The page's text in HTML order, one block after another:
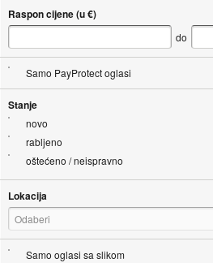
Raspon cijene (u €)
do
Samo PayProtect oglasi
Stanje
novo
rabljeno
oštećeno / neispravno
Lokacija
Odaberi
Samo oglasi sa slikom